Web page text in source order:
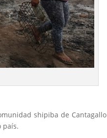
shipiba de Cantagallo
país.